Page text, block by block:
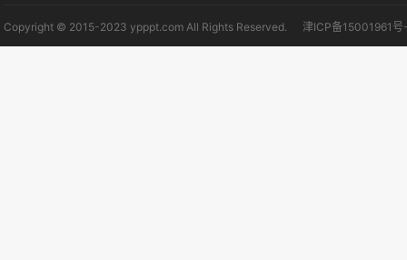
Copyright © 2015-2023 ypppt.com All Rights Reserved. 津ICP备15001961号